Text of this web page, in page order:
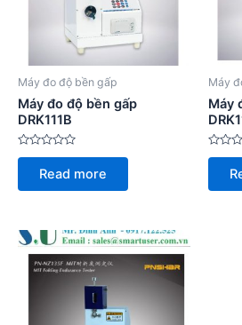
Máy đo độ bền gấp
Máy đo độ bền gấp
DRK111B
Rated
of
Read more
Máy
Máy
Rated
of